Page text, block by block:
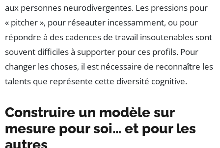
aux personnes neurodivergentes. Les pressions pour
« pitcher », pour réseauter incessamment, ou pour
répondre à des cadences de travail insoutenables sont
souvent difficiles à supporter pour ces profils. Pour
changer les choses, il est nécessaire de reconnaître les
talents que représente cette diversité cognitive.
Construire un modèle sur
mesure pour soi… et pour les